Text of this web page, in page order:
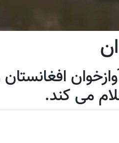
می کند.